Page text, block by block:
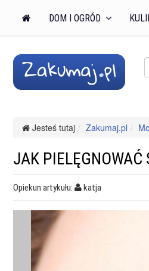
DOM I OGRÓD
Jesteś tutaj Zakumaj.pl
JAK PIELĘGNOWAĆ
Opiekun artykułu: katja